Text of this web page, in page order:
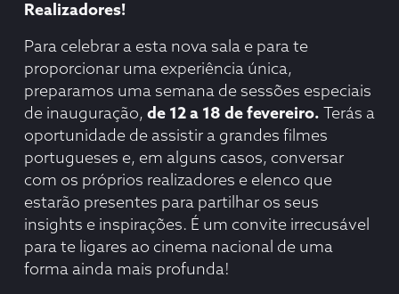
Realizadores!
Para celebrar a esta nova sala e para te
proporcionar uma experiência única,
preparamos uma semana de sessões especiais
de inauguração, de 12 a 18 de fevereiro. Terás a
oportunidade de assistir a grandes filmes
portugueses e, em alguns casos, conversar
com os próprios realizadores e elenco que
estarão presentes para partilhar os seus
insights e inspirações. É um convite irrecusável
para te ligares ao cinema nacional de uma
forma ainda mais profunda!